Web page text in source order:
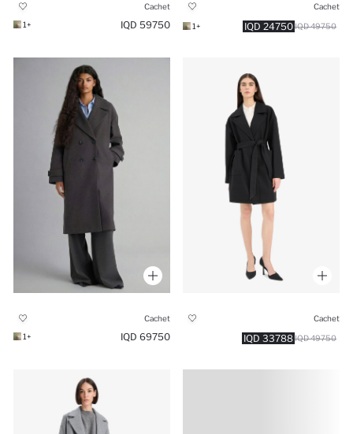
Cachet
24750 IQD 49750 IQD
+1
Cachet
59750 IQD
+1
Cachet
33788 IQD 49750 IQD
Cachet
69750 IQD
+1